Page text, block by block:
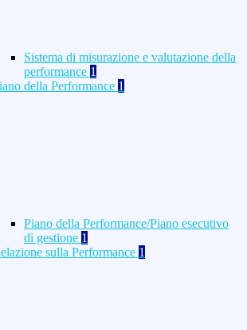
Sistema di misurazione e valutazione della
performance 1
della Performance 1
Piano della Performance/Piano esecutivo
di gestione 1
sulla Performance 1